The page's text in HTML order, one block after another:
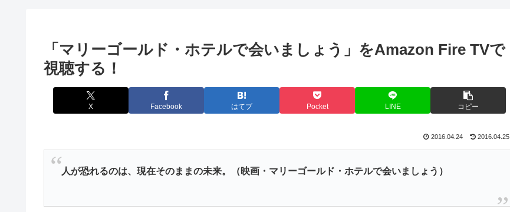
「マリーゴールド・ホテルで会いましょう」をAmazon Fire TVで
視聴する！
X Facebook はてブ Pocket LINE コピー
2016.04.24 2016.04.25
人が恐れるのは、現在そのままの未来。（映画・マリーゴールド・ホテルで会いましょう）